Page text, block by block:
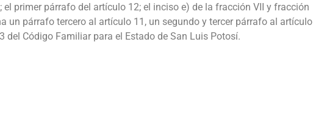
el primer párrafo del artículo 12; el inciso e) de la fracción VII y fracción
un párrafo tercero al artículo 11, un segundo y tercer párrafo al artículo
del Código Familiar para el Estado de San Luis Potosí.